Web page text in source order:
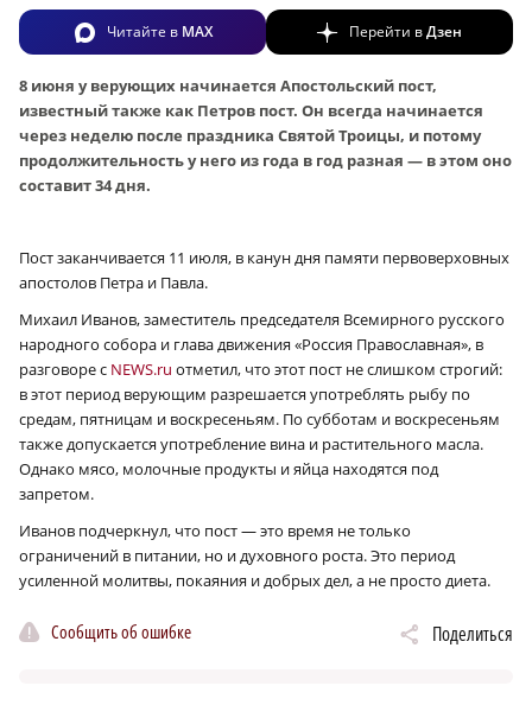
Читайте в MAX Перейти вДзен
8 июня у верующих начинается Апостольский пост,
известный также как Петров пост. Он всегда начинается
через неделю после праздника Святой Троицы, и потому
продолжительность у него из года в год разная — в этом оно
составит 34 дня.
Пост заканчивается 11 июля, в канун дня памяти первоверховных
апостолов Петра и Павла.
Михаил Иванов, заместитель председателя Всемирного русского
народного собора и глава движения «Россия Православная», в
разговоре с NEWS.ru отметил, что этот пост не слишком строгий:
в этот период верующим разрешается употреблять рыбу по
средам, пятницам и воскресеньям. По субботам и воскресеньям
также допускается употребление вина и растительного масла.
Однако мясо, молочные продукты и яйца находятся под
запретом.
Иванов подчеркнул, что пост — это время не только
ограничений в питании, но и духовного роста. Это период
усиленной молитвы, покаяния и добрых дел, а не просто диета.
Сообщить об ошибке Поделиться